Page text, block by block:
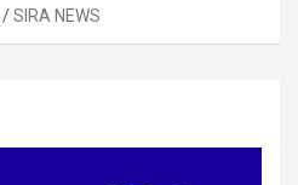
SIRA NEWS